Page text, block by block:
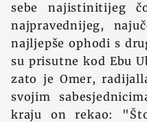
sebe najistinitijeg
najpravednijeg,
najljepše ophodi s
su prisutne kod Ebu
zato je Omer,
svojim
kraju on rekao: